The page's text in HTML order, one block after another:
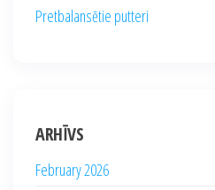
Pretbalansētie putteri
ARHĪVS
February 2026